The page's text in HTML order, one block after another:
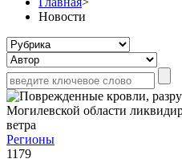
Новости
Регионы
1179